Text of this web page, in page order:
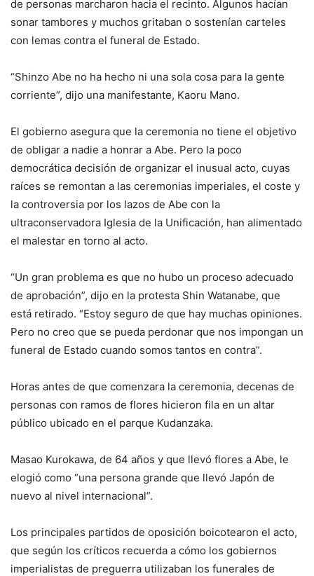
de personas marcharon hacia el recinto. Algunos hacían
sonar tambores y muchos gritaban o sostenían carteles
con lemas contra el funeral de Estado.
“Shinzo Abe no ha hecho ni una sola cosa para la gente
corriente”, dijo una manifestante, Kaoru Mano.
El gobierno asegura que la ceremonia no tiene el objetivo
de obligar a nadie a honrar a Abe. Pero la poco
democrática decisión de organizar el inusual acto, cuyas
raíces se remontan a las ceremonias imperiales, el coste y
la controversia por los lazos de Abe con la
ultraconservadora Iglesia de la Unificación, han alimentado
el malestar en torno al acto.
“Un gran problema es que no hubo un proceso adecuado
de aprobación”, dijo en la protesta Shin Watanabe, que
está retirado. “Estoy seguro de que hay muchas opiniones.
Pero no creo que se pueda perdonar que nos impongan un
funeral de Estado cuando somos tantos en contra”.
Horas antes de que comenzara la ceremonia, decenas de
personas con ramos de flores hicieron fila en un altar
público ubicado en el parque Kudanzaka.
Masao Kurokawa, de 64 años y que llevó flores a Abe, le
elogió como “una persona grande que llevó Japón de
nuevo al nivel internacional”.
Los principales partidos de oposición boicotearon el acto,
que según los críticos recuerda a cómo los gobiernos
imperialistas de preguerra utilizaban los funerales de